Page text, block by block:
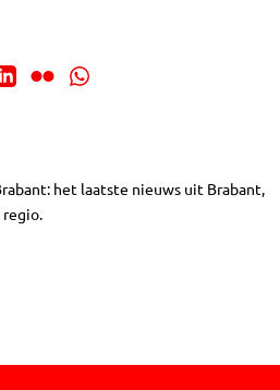
het laatste nieuws uit Brabant,